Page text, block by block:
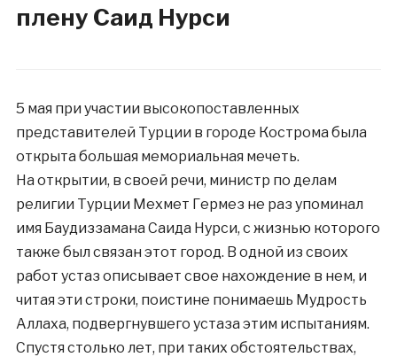
плену Саид Нурси
5 мая при участии высокопоставленных
представителей Турции в городе Кострома была
открыта большая мемориальная мечеть.
На открытии, в своей речи, министр по делам
религии Турции Мехмет Гермез не раз упоминал
имя Баудиззамана Саида Нурси, с жизнью которого
также был связан этот город. В одной из своих
работ устаз описывает свое нахождение в нем, и
читая эти строки, поистине понимаешь Мудрость
Аллаха, подвергнувшего устаза этим испытаниям.
Спустя столько лет, при таких обстоятельствах,